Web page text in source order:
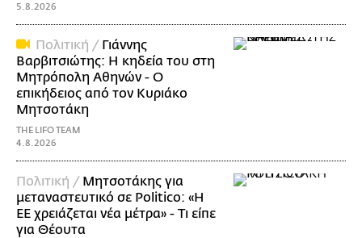
5.8.2026
Πολιτική / Γιάννης
Βαρβιτσιώτης: Η κηδεία του στη
Μητρόπολη Αθηνών - Ο
επικήδειος από τον Κυριάκο
Μητσοτάκη
THE LIFO TEAM
4.8.2026
Πολιτική / Μητσοτάκης για
μεταναστευτικό σε Politico: «Η
ΕΕ χρειάζεται νέα μέτρα» - Τι είπε
για Θέουτα